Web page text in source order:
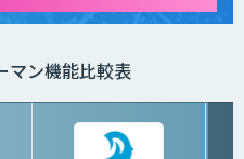
マン機能比較表